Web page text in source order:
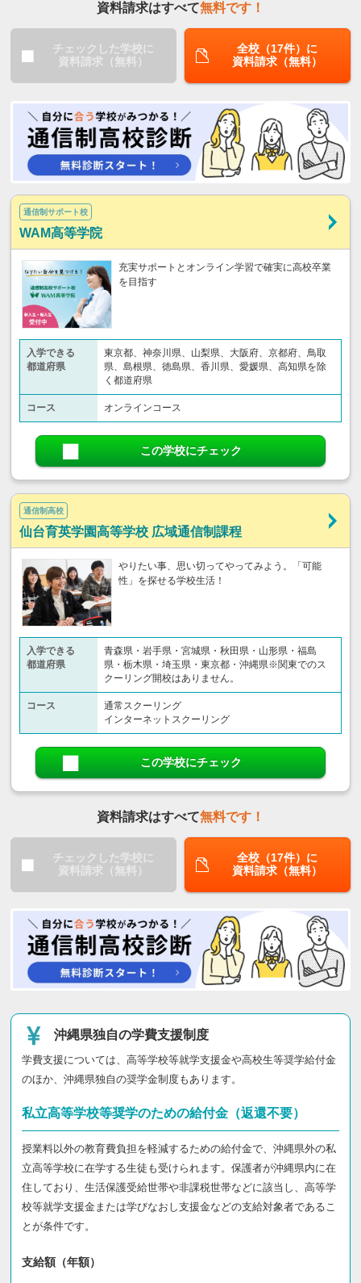
資料請求はすべて無料です！
チェックした学校に
資料請求（無料）
全校（17件）に
資料請求（無料）
通信制サポート校
WAM高等学院
充実サポートとオンライン学習で確実に高校卒業
を目指す
入学できる
都道府県
東京都、神奈川県、山梨県、大阪府、京都府、鳥取
県、島根県、徳島県、香川県、愛媛県、高知県を除
く都道府県
コース オンラインコース
この学校にチェック
通信制高校
仙台育英学園高等学校 広域通信制課程
やりたい事、思い切ってやってみよう。「可能
性」を探せる学校生活！
入学できる
都道府県
青森県・岩手県・宮城県・秋田県・山形県・福島
県・栃木県・埼玉県・東京都・沖縄県※関東でのス
クーリング開校はありません。
コース
通常スクーリング
インターネットスクーリング
この学校にチェック
資料請求はすべて無料です！
チェックした学校に
資料請求（無料）
全校（17件）に
資料請求（無料）
沖縄県独自の学費支援制度
学費支援については、高等学校等就学支援金や高校生等奨学給付金
のほか、沖縄県独自の奨学金制度もあります。
私立高等学校等奨学のための給付金（返還不要）
授業料以外の教育費負担を軽減するための給付金で、沖縄県外の私
立高等学校に在学する生徒も受けられます。保護者が沖縄県内に在
住しており、生活保護受給世帯や非課税世帯などに該当し、高等学
校等就学支援金または学びなおし支援金などの支給対象者であるこ
とが条件です。
支給額（年額）